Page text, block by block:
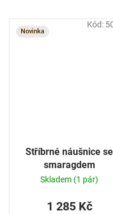
Novinka
Stříbrné náušnice se
smaragdem
Skladem (1 pár)
1 285 Kč
Kód: